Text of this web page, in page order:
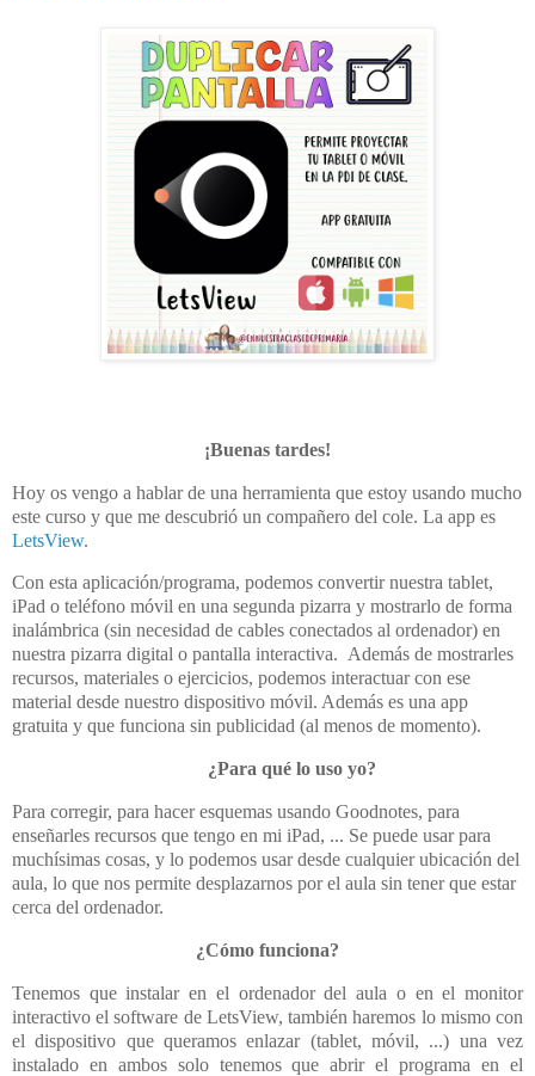
¡Buenas tardes!
Hoy os vengo a hablar de una herramienta que estoy usando mucho
este curso y que me descubrió un compañero del cole. La app es
LetsView.
Con esta aplicación/programa, podemos convertir nuestra tablet,
iPad o teléfono móvil en una segunda pizarra y mostrarlo de forma
inalámbrica (sin necesidad de cables conectados al ordenador) en
nuestra pizarra digital o pantalla interactiva. Además de mostrarles
recursos, materiales o ejercicios, podemos interactuar con ese
material desde nuestro dispositivo móvil. Además es una app
gratuita y que funciona sin publicidad (al menos de momento).
¿Para qué lo uso yo?
Para corregir, para hacer esquemas usando Goodnotes, para
enseñarles recursos que tengo en mi iPad, ... Se puede usar para
muchísimas cosas, y lo podemos usar desde cualquier ubicación del
aula, lo que nos permite desplazarnos por el aula sin tener que estar
cerca del ordenador.
¿Cómo funciona?
Tenemos que instalar en el ordenador del aula o en el monitor
interactivo el software de LetsView, también haremos lo mismo con
el dispositivo que queramos enlazar (tablet, móvil, ...) una vez
instalado en ambos solo tenemos que abrir el programa en el